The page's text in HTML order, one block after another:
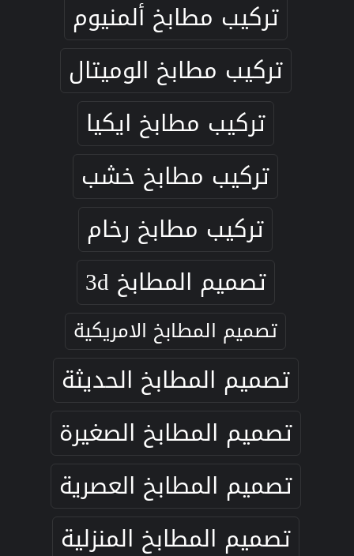
تركيب مطابخ ألمنيوم
تركيب مطابخ الوميتال
تركيب مطابخ ايكيا
تركيب مطابخ خشب
تركيب مطابخ رخام
تصميم المطابخ 3d
تصميم المطابخ الامريكية
تصميم المطابخ الحديثة
تصميم المطابخ الصغيرة
تصميم المطابخ العصرية
تصميم المطابخ المنزلية